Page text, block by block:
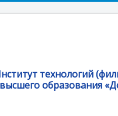
технологий
высшего образования